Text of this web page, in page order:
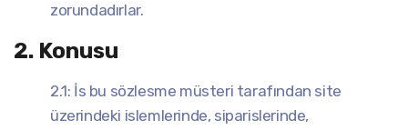
zorundadırlar.
2. Konusu
2.1: İs bu sözlesme müsteri tarafından site
üzerindeki islemlerinde, siparislerinde,